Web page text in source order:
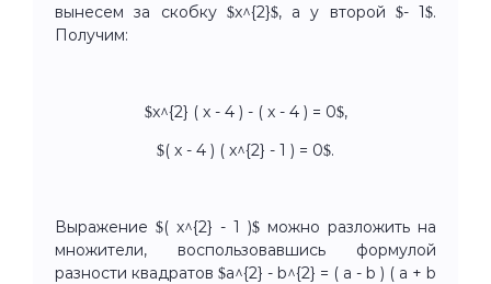
вынесем за скобку $x^{2}$, а у второй $- 1$.
Получим:
$x^{2} ( x - 4 ) - ( x - 4 ) = 0$,
$( x - 4 ) ( x^{2} - 1 ) = 0$.
Выражение $( x^{2} - 1 )$ можно разложить на
множители, воспользовавшись формулой
разности квадратов $a^{2} - b^{2} = ( a - b ) ( a + b